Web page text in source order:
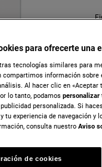
para ofrecerte una
tecnologías similares para
compartimos información
Al hacer clic en
lo tanto, podamos personalizar
personalizada. Si
tu experiencia de navegación
consulta nuestro Aviso
de cookies